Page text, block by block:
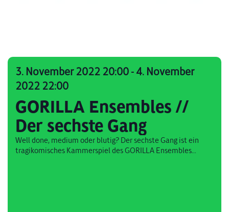
3. November 2022 20:00 - 4. November
2022 22:00
GORILLA Ensembles //
Der sechste Gang
Well done, medium oder blutig? Der sechste Gang ist ein
tragikomisches Kammerspiel des GORILLA Ensembles...